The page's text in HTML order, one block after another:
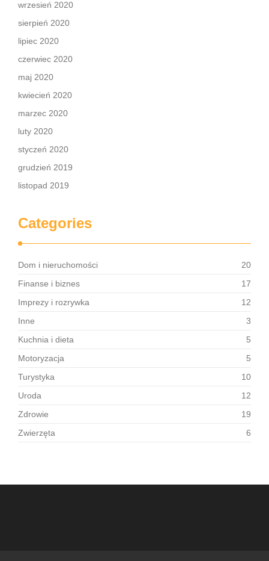
wrzesień 2020
sierpień 2020
lipiec 2020
czerwiec 2020
maj 2020
kwiecień 2020
marzec 2020
luty 2020
styczeń 2020
grudzień 2019
listopad 2019
Categories
Dom i nieruchomości
20
Finanse i biznes
17
Imprezy i rozrywka
12
Inne
3
Kuchnia i dieta
5
Motoryzacja
5
Turystyka
10
Uroda
12
Zdrowie
19
Zwierzęta
6